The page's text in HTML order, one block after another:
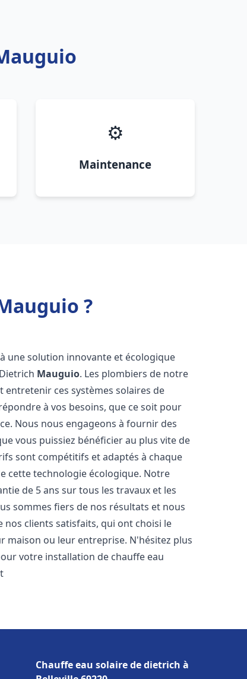
⚙️
Maintenance
?
une solution innovante et écologique
Mauguio. Les plombiers de notre
ces systèmes solaires de
à vos besoins, que ce soit pour
Nous nous engageons à fournir des
vous puissiez bénéficier au plus vite de
sont compétitifs et adaptés à chaque
cette technologie écologique. Notre
de 5 ans sur tous les travaux et les
sommes fiers de nos résultats et nous
clients satisfaits, qui ont choisi le
maison ou leur entreprise. N'hésitez plus
votre installation de chauffe eau
Chauffe eau solaire de dietrich à